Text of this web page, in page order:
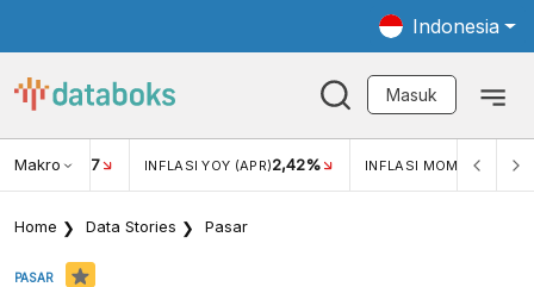
Indonesia
Masuk
Makro
USD/IDR 17 INFLASI YOY (APR)2,42% INFLASI MOM (MAR)
Home Data Stories Pasar
PASAR